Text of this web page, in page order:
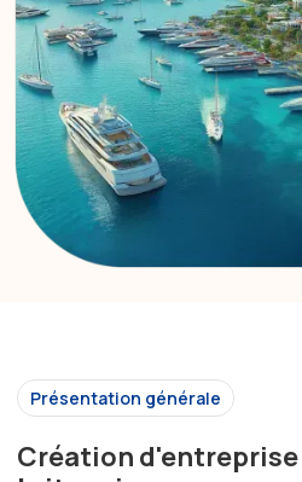
Présentation générale
Création d'entreprise